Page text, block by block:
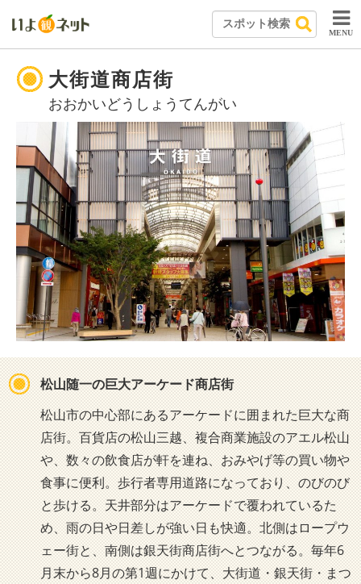
MENU
大街道商店街
おおかいどうしょうてんがい
松山随一の巨大アーケード商店街
松山市の中心部にあるアーケードに囲まれた巨大な商
店街。百貨店の松山三越、複合商業施設のアエル松山
や、数々の飲食店が軒を連ね、おみやげ等の買い物や
食事に便利。歩行者専用道路になっており、のびのび
と歩ける。天井部分はアーケードで覆われているた
め、雨の日や日差しが強い日も快適。北側はロープウ
ェー街と、南側は銀天街商店街へとつながる。毎年6
月末から8月の第1週にかけて、大街道・銀天街・まつ